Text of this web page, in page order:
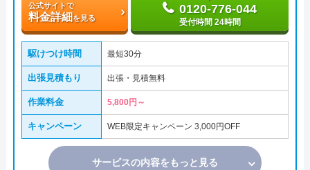
公式サイトで
料金詳細を見る
0120-776-044
受付時間 24時間
駆けつけ時間 最短30分
出張見積もり 出張・見積無料
作業料金 5,800円～
キャンペーン WEB限定キャンペーン 3,000円OFF
サービスの内容をもっと見る